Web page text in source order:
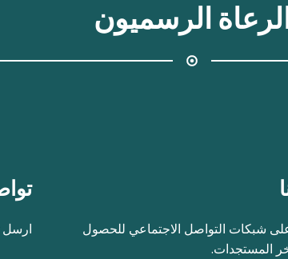
الرسميون
على شبكات التواصل الاجتماعي للحصول
المستجدات.
ارسل